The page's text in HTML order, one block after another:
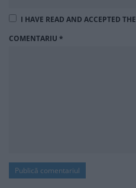
I HAVE READ AND ACCEPTED THE
COMENTARIU *